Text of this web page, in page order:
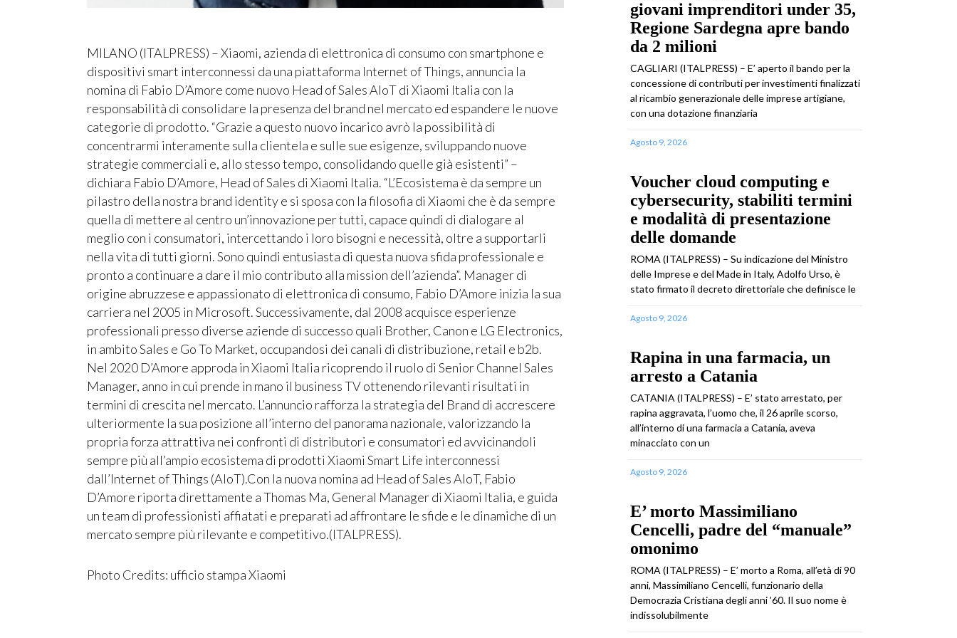
MILANO (ITALPRESS) – Xiaomi, azienda di elettronica di consumo con smartphone e
dispositivi smart interconnessi da una piattaforma Internet of Things, annuncia la
nomina di Fabio D’Amore come nuovo Head of Sales AIoT di Xiaomi Italia con la
responsabilità di consolidare la presenza del brand nel mercato ed espandere le nuove
categorie di prodotto. “Grazie a questo nuovo incarico avrò la possibilità di
concentrarmi interamente sulla clientela e sulle sue esigenze, sviluppando nuove
strategie commerciali e, allo stesso tempo, consolidando quelle già esistenti” –
dichiara Fabio D’Amore, Head of Sales di Xiaomi Italia. “L’Ecosistema è da sempre un
pilastro della nostra brand identity e si sposa con la filosofia di Xiaomi che è da sempre
quella di mettere al centro un’innovazione per tutti, capace quindi di dialogare al
meglio con i consumatori, intercettando i loro bisogni e necessità, oltre a supportarli
nella vita di tutti giorni. Sono quindi entusiasta di questa nuova sfida professionale e
pronto a continuare a dare il mio contributo alla mission dell’azienda”. Manager di
origine abruzzese e appassionato di elettronica di consumo, Fabio D’Amore inizia la sua
carriera nel 2005 in Microsoft. Successivamente, dal 2008 acquisce esperienze
professionali presso diverse aziende di successo quali Brother, Canon e LG Electronics,
in ambito Sales e Go To Market, occupandosi dei canali di distribuzione, retail e b2b.
Nel 2020 D’Amore approda in Xiaomi Italia ricoprendo il ruolo di Senior Channel Sales
Manager, anno in cui prende in mano il business TV ottenendo rilevanti risultati in
termini di crescita nel mercato. L’annuncio rafforza la strategia del Brand di accrescere
ulteriormente la sua posizione all’interno del panorama nazionale, valorizzando la
propria forza attrattiva nei confronti di distributori e consumatori ed avvicinandoli
sempre più all’ampio ecosistema di prodotti Xiaomi Smart Life interconnessi
dall’Internet of Things (AIoT).Con la nuova nomina ad Head of Sales AIoT, Fabio
D’Amore riporta direttamente a Thomas Ma, General Manager di Xiaomi Italia, e guida
un team di professionisti affiatati e preparati ad affrontare le sfide e le dinamiche di un
mercato sempre più rilevante e competitivo.(ITALPRESS).
Photo Credits: ufficio stampa Xiaomi
giovani imprenditori under 35,
Regione Sardegna apre bando
da 2 milioni
CAGLIARI (ITALPRESS) – E’ aperto il bando per la
concessione di contributi per investimenti finalizzati
al ricambio generazionale delle imprese artigiane,
con una dotazione finanziaria
Agosto 9, 2026
Voucher cloud computing e
cybersecurity, stabiliti termini
e modalità di presentazione
delle domande
ROMA (ITALPRESS) – Su indicazione del Ministro
delle Imprese e del Made in Italy, Adolfo Urso, è
stato firmato il decreto direttoriale che definisce le
Agosto 9, 2026
Rapina in una farmacia, un
arresto a Catania
CATANIA (ITALPRESS) – E’ stato arrestato, per
rapina aggravata, l’uomo che, il 26 aprile scorso,
all’interno di una farmacia a Catania, aveva
minacciato con un
Agosto 9, 2026
E’ morto Massimiliano
Cencelli, padre del “manuale”
omonimo
ROMA (ITALPRESS) – E’ morto a Roma, all’età di 90
anni, Massimiliano Cencelli, funzionario della
Democrazia Cristiana degli anni ’60. Il suo nome è
indissolubilmente